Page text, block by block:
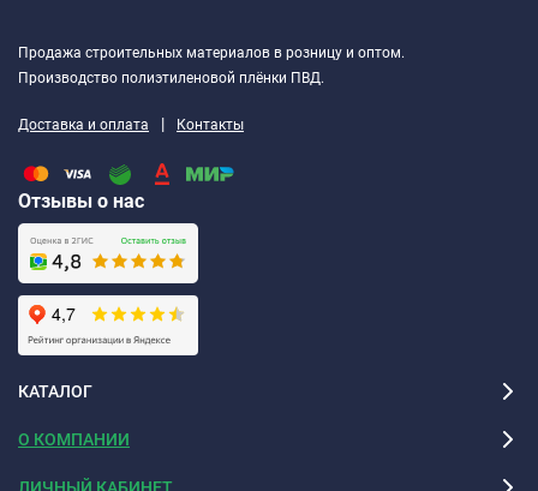
Продажа строительных материалов в розницу и оптом.
Производство полиэтиленовой плёнки ПВД.
Доставка и оплата | Контакты
Отзывы о нас
КАТАЛОГ
О КОМПАНИИ
ЛИЧНЫЙ КАБИНЕТ